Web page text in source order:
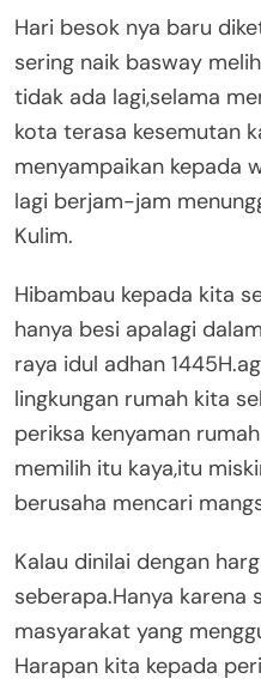
Hari besok nya baru
sering naik basway
tidak ada lagi,selama
kota terasa kesemutan
menyampaikan kepada
lagi berjam-jam
Kulim.
Hibambau kepada kita
hanya besi apalagi
raya idul adhan
lingkungan rumah kita
periksa kenyaman
memilih itu kaya,itu
berusaha mencari
Kalau dinilai dengan
seberapa.Hanya karena
masyarakat yang
Harapan kita kepada